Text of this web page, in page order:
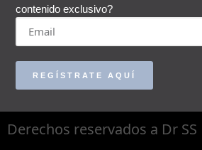
contenido exclusivo?
REGÍSTRATE AQUÍ
Derechos reservados a Dr SS